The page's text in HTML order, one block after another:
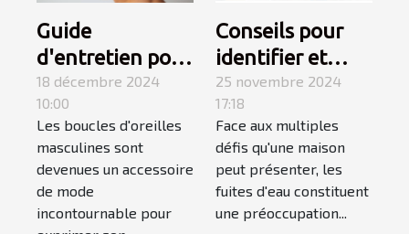
Guide
d'entretien pour
boucles
d'oreilles
masculines
18 décembre 2024
10:00
Les boucles d'oreilles
masculines sont
devenues un accessoire
de mode
incontournable pour
Conseils pour
identifier et
réparer les
fuites d'eau
chez soi
25 novembre 2024
17:18
Face aux multiples
défis qu'une maison
peut présenter, les
fuites d'eau constituent
une préoccupation...